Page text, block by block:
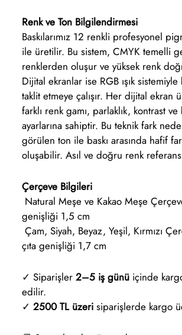
Renk ve Ton Bilgilendirmesi
Baskılarımız 12 renkli profesyonel
ile üretilir. Bu sistem, CMYK temelli
renklerden oluşur ve yüksek renk
Dijital ekranlar ise RGB ışık
taklit etmeye çalışır. Her dijital ekran
farklı renk gamı, parlaklık, kontrast
ayarlarına sahiptir. Bu teknik fark
görülen ton ile baskı arasında hafif
oluşabilir. Asıl ve doğru renk
Çerçeve Bilgileri
Natural Meşe ve Kakao Meşe
genişliği 1,5 cm
Çam, Siyah, Beyaz, Yeşil, Kırmızı
çıta genişliği 1,7 cm
✓ Siparişler 2–5 iş günü içinde
edilir.
✓ 2500 TL üzeri siparişlerde kargo